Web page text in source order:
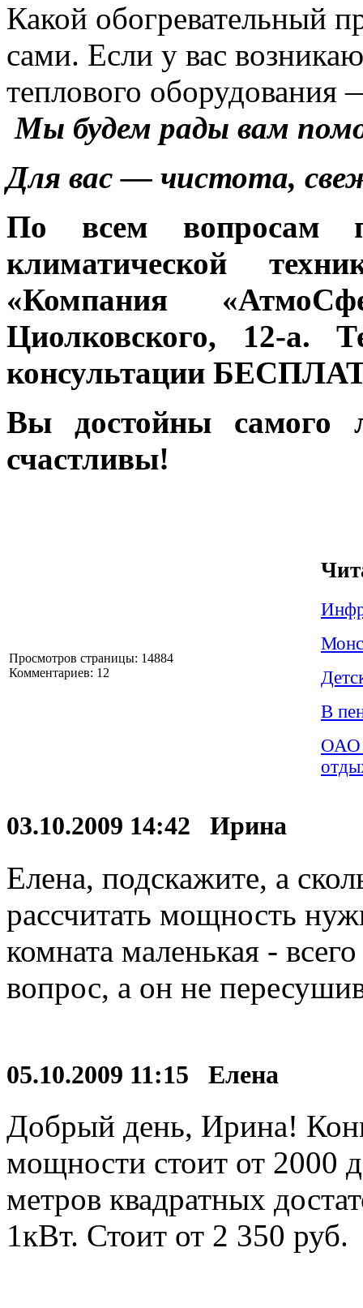
Какой обогревательный
сами. Если у вас
теплового оборудования
Мы будем рады вам
Для вас — чистота,
По всем вопросам
климатической
«Компания
Циолковского, 12-а.
консультации
Вы достойны самого
счастливы!
Просмотров страницы: 14884
Комментариев: 12
В
ОАО
03.10.2009 14:42 Ирина
Елена, подскажите, а
рассчитать мощность
комната маленькая -
вопрос, а он не
05.10.2009 11:15 Елена
Добрый день, Ирина!
мощности стоит от 2000
метров квадратных
1кВт. Стоит от 2 350 руб.